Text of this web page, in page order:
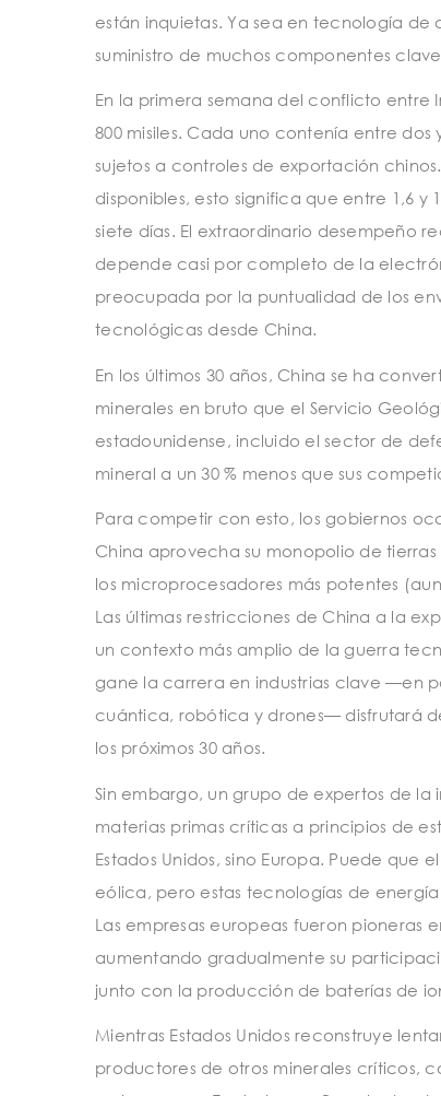
están inquietas. Ya sea en tecnología de
suministro de muchos componentes
En la primera semana del conflicto entre
800 misiles. Cada uno contenía entre
sujetos a controles de exportación
disponibles, esto significa que entre 1,6
siete días. El extraordinario desempeño
depende casi por completo de la
preocupada por la puntualidad de los
tecnológicas desde China.
En los últimos 30 años, China se ha
minerales en bruto que el Servicio
estadounidense, incluido el sector de
mineral a un 30 % menos que sus
Para competir con esto, los gobiernos
China aprovecha su monopolio de
los microprocesadores más potentes
Las últimas restricciones de China a la
un contexto más amplio de la guerra
gane la carrera en industrias clave —en
cuántica, robótica y drones— disfrutará
los próximos 30 años.
Sin embargo, un grupo de expertos de
materias primas críticas a principios de
Estados Unidos, sino Europa. Puede que
eólica, pero estas tecnologías de
Las empresas europeas fueron pioneras
aumentando gradualmente su
junto con la producción de baterías de
Mientras Estados Unidos reconstruye
productores de otros minerales críticos,